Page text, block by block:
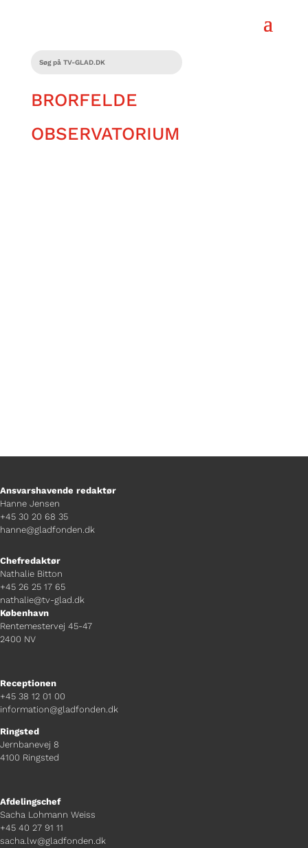
BRORFELDE
OBSERVATORIUM
Ansvarshavende redaktør
Hanne Jensen
+45 30 20 68 35
hanne@gladfonden.dk
Chefredaktør
Nathalie Bitton
+45 26 25 17 65
nathalie@tv-glad.dk
København
Rentemestervej 45-47
2400 NV
Receptionen
+45 38 12 01 00
information@gladfonden.dk
Ringsted
Jernbanevej 8
4100 Ringsted
Afdelingschef
Sacha Lohmann Weiss
+45 40 27 91 11
sacha.lw@gladfonden.dk